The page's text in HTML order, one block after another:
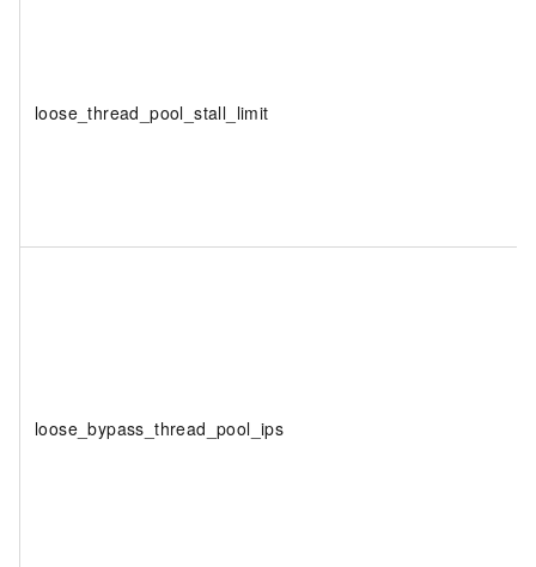
loose_thread_pool_stall_limit
loose_bypass_thread_pool_ips